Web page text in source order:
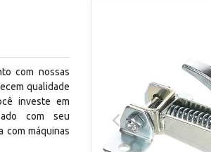
com nossas
qualidade
investe em
com seu
com máquinas